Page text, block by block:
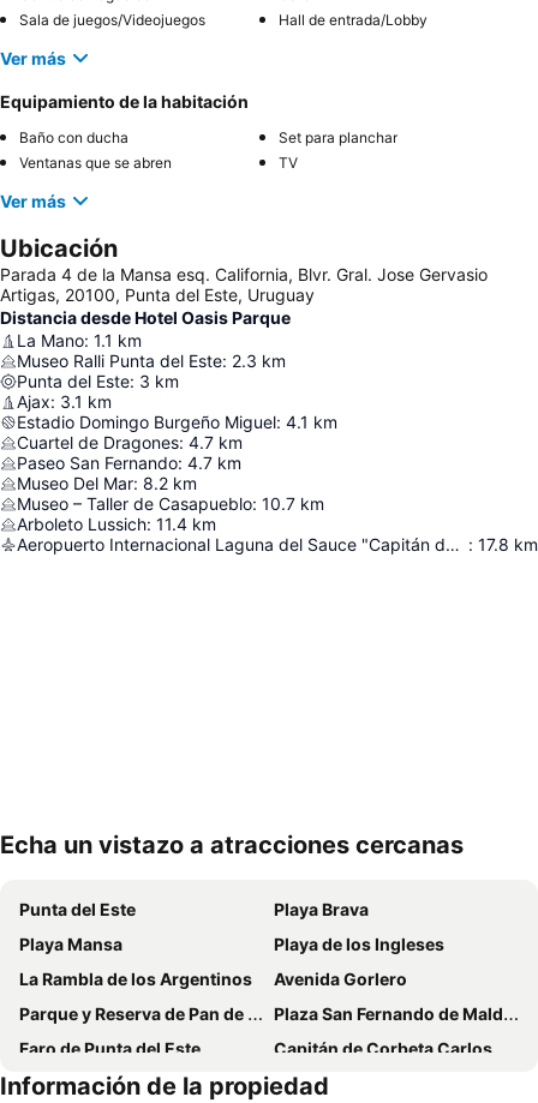
Sala de juegos/Videojuegos
Hall de entrada/Lobby
Ver más
Equipamiento de la habitación
Baño con ducha
Set para planchar
Ventanas que se abren
TV
Ver más
Ubicación
Parada 4 de la Mansa esq. California, Blvr. Gral. Jose Gervasio
Artigas, 20100, Punta del Este, Uruguay
Distancia desde Hotel Oasis Parque
La Mano: 1.1 km
Museo Ralli Punta del Este: 2.3 km
Punta del Este: 3 km
Ajax: 3.1 km
Estadio Domingo Burgeño Miguel: 4.1 km
Cuartel de Dragones: 4.7 km
Paseo San Fernando: 4.7 km
Museo Del Mar: 8.2 km
Museo – Taller de Casapueblo: 10.7 km
Arboleto Lussich: 11.4 km
Aeropuerto Internacional Laguna del Sauce "Capitán de Corbeta Carlos Curbelo" : 17.8 km
Echa un vistazo a atracciones cercanas
Punta del Este
Playa Brava
Playa Mansa
Playa de los Ingleses
La Rambla de los Argentinos
Avenida Gorlero
Parque y Reserva de Pan de Azúcar
Plaza San Fernando de Maldonado
Faro de Punta del Este
Capitán de Corbeta Carlos A. Curbelo International Airport
La Mano
Isla Gorriti
Información de la propiedad